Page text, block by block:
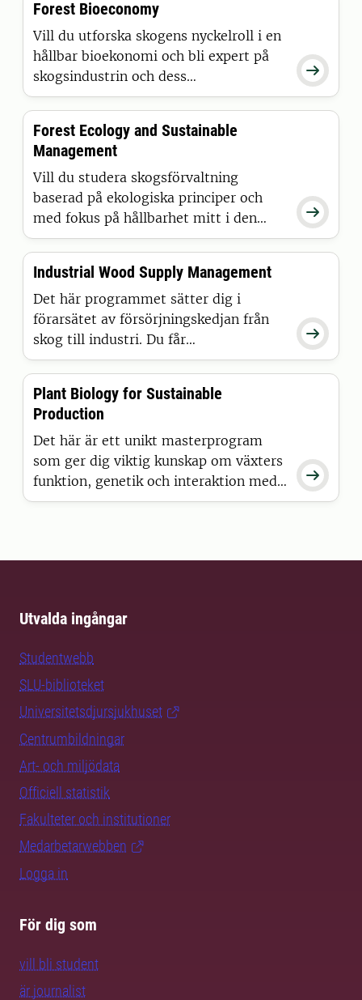
en hållbar framtid? Då är det här rätt
program för dig.

Forest Bioeconomy
Vill du utforska skogens nyckelroll i en
hållbar bioekonomi och bli expert på
skogsindustrin och dess
hållbarhetspotential? Och dessutom ha
Då är det här rätt program för dig.

Forest Ecology and Sustainable
Management
Vill du studera skogsförvaltning
baserad på ekologiska principer och
med fokus på hållbarhet mitt i den
globala klimatförändringen? Då
examen på det universitet som rankas
som nummer ett i världen inom
skogsvetenskap.

Industrial Wood Supply Management
Det här programmet sätter dig i
förarsätet av försörjningskedjan från
skog till industri. Du får
verklighetsnära träning och teoretiska
råvara och produktionsresurser för att
uthålligt försörja biobaserade
industrier. På campus eller distans –
välj själv.

Plant Biology for Sustainable
Production
Det här är ett unikt masterprogram
som ger dig viktig kunskap om växters
funktion, genetik och interaktion med
miljön.
Utvalda ingångar
Studentwebb
SLU-biblioteket
Universitetsdjursjukhuset
Centrumbildningar
Art- och miljödata
Officiell statistik
Fakulteter och institutioner
Medarbetarwebben
Logga in
För dig som
vill bli student
är journalist